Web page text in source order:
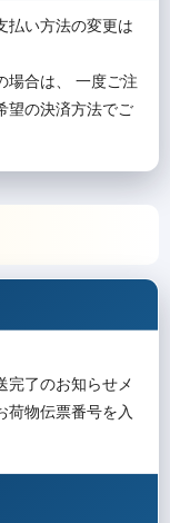
払い方法の変更は
場合は、 一度ご注
望の決済方法でご
完了のお知らせメ
荷物伝票番号を入